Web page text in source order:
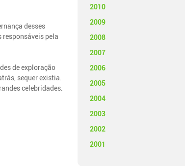
desses
pela
de exploração
sequer existia.
celebridades.
2010
2009
2008
2007
2006
2005
2004
2003
2002
2001